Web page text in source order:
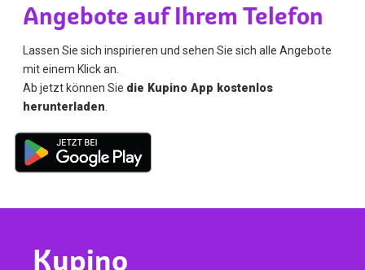
Angebote auf Ihrem Telefon
Lassen Sie sich inspirieren und sehen Sie sich alle Angebote
mit einem Klick an.
Ab jetzt können Sie die Kupino App kostenlos
herunterladen
Kupino